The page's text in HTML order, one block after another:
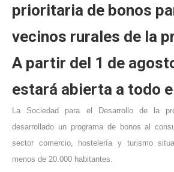
prioritaria de bonos
vecinos rurales de la
A partir del 1 de
estará abierta a todo
La Sociedad para el Desarrollo de la
desarrollado un programa de bonos al
sector comercio, hostelería y turismo
menos de 20.000 habitantes.